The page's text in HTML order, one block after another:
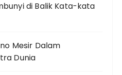
di Balik Kata-kata
Mesir Dalam
Dunia